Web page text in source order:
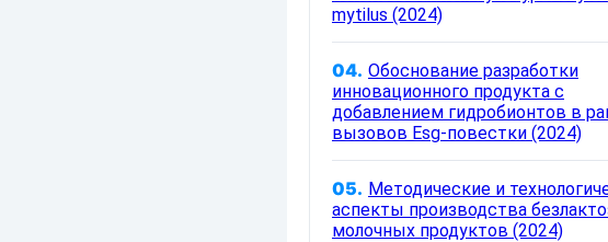
mytilus (2024)
04. Обоснование разработки
инновационного продукта с
добавлением гидробионтов в
вызовов Esg-повестки (2024)
05. Методические и
аспекты производства
молочных продуктов (2024)